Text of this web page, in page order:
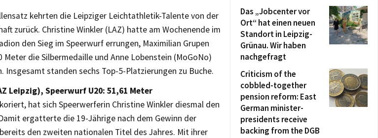
kehrten die Leipziger Leichtathletik-Talente von der
zurück. Christine Winkler (LAZ) hatte am Wochenende im
den Sieg im Speerwurf errungen, Maximilian Grupen
Meter die Silbermedaille und Anne Lobenstein (MoGoNo)
Insgesamt standen sechs Top-5-Platzierungen zu Buche.
Leipzig), Speerwurf U20: 51,61 Meter
hat sich Speerwerferin Christine Winkler diesmal den
ergatterte die 19-Jährige nach dem Gewinn der
den zweiten nationalen Titel des Jahres. Mit ihrer
Das „Jobcenter vor
Ort“ hat einen neuen
Standort in Leipzig-
Grünau. Wir haben
nachgefragt
Criticism of the
cobbled-together
pension reform: East
German minister-
presidents receive
backing from the DGB